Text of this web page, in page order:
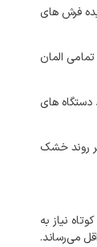
فرش های
تمامی المان
دستگاه های
روند خشک
کوتاه نیاز به
می‌رساند.